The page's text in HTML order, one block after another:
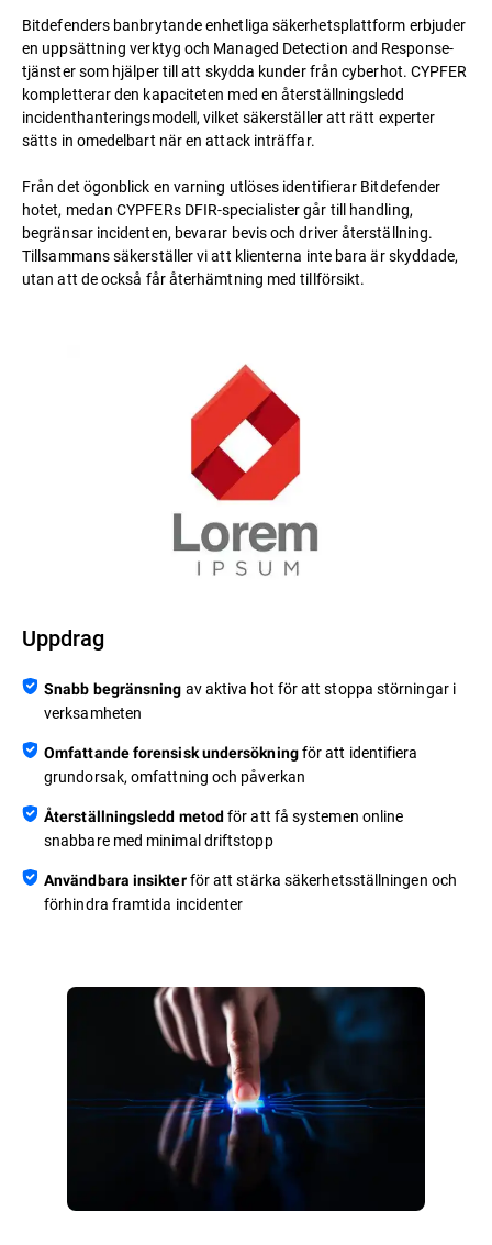
Bitdefenders banbrytande enhetliga säkerhetsplattform erbjuder
en uppsättning verktyg och Managed Detection and Response-
tjänster som hjälper till att skydda kunder från cyberhot. CYPFER
kompletterar den kapaciteten med en återställningsledd
incidenthanteringsmodell, vilket säkerställer att rätt experter
sätts in omedelbart när en attack inträffar.
Från det ögonblick en varning utlöses identifierar Bitdefender
hotet, medan CYPFERs DFIR-specialister går till handling,
begränsar incidenten, bevarar bevis och driver återställning.
Tillsammans säkerställer vi att klienterna inte bara är skyddade,
utan att de också får återhämtning med tillförsikt.
Uppdrag
Snabb begränsning av aktiva hot för att stoppa störningar i
verksamheten
Omfattande forensisk undersökningför att identifiera
grundorsak, omfattning och påverkan
Återställningsledd metod för att få systemen online
snabbare med minimal driftstopp
Användbara insikterför att stärka säkerhetsställningen och
förhindra framtida incidenter